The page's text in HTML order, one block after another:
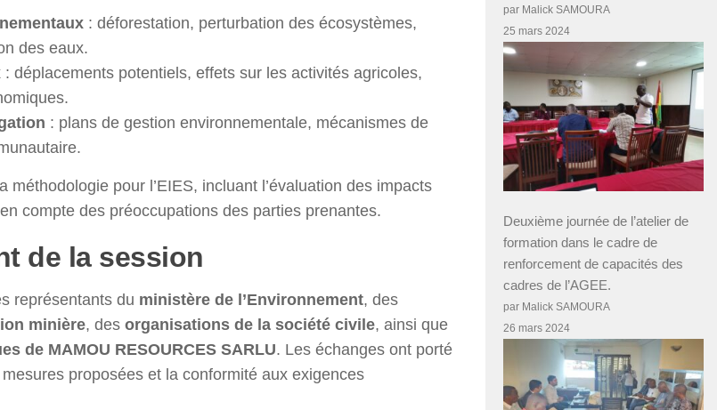
: déforestation, perturbation des écosystèmes,
des eaux.
: déplacements potentiels, effets sur les activités agricoles,
: plans de gestion environnementale, mécanismes de
méthodologie pour l’EIES, incluant l’évaluation des impacts
compte des préoccupations des parties prenantes.
de la session
représentants du ministère de l’Environnement, des
minière, des organisations de la société civile, ainsi que
de MAMOU RESOURCES SARLU. Les échanges ont porté
proposées et la conformité aux exigences
par Malick SAMOURA
25 mars 2024
Deuxième journée de l’atelier de
formation dans le cadre de
renforcement de capacités des
cadres de l’AGEE.
par Malick SAMOURA
26 mars 2024